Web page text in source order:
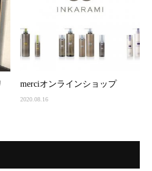
merciオンラインショップ
2020.08.16